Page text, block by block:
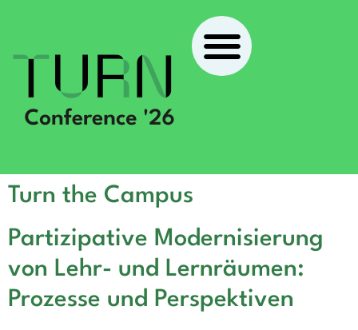
Turn the Campus
Partizipative Modernisierung
von Lehr- und Lernräumen:
Prozesse und Perspektiven